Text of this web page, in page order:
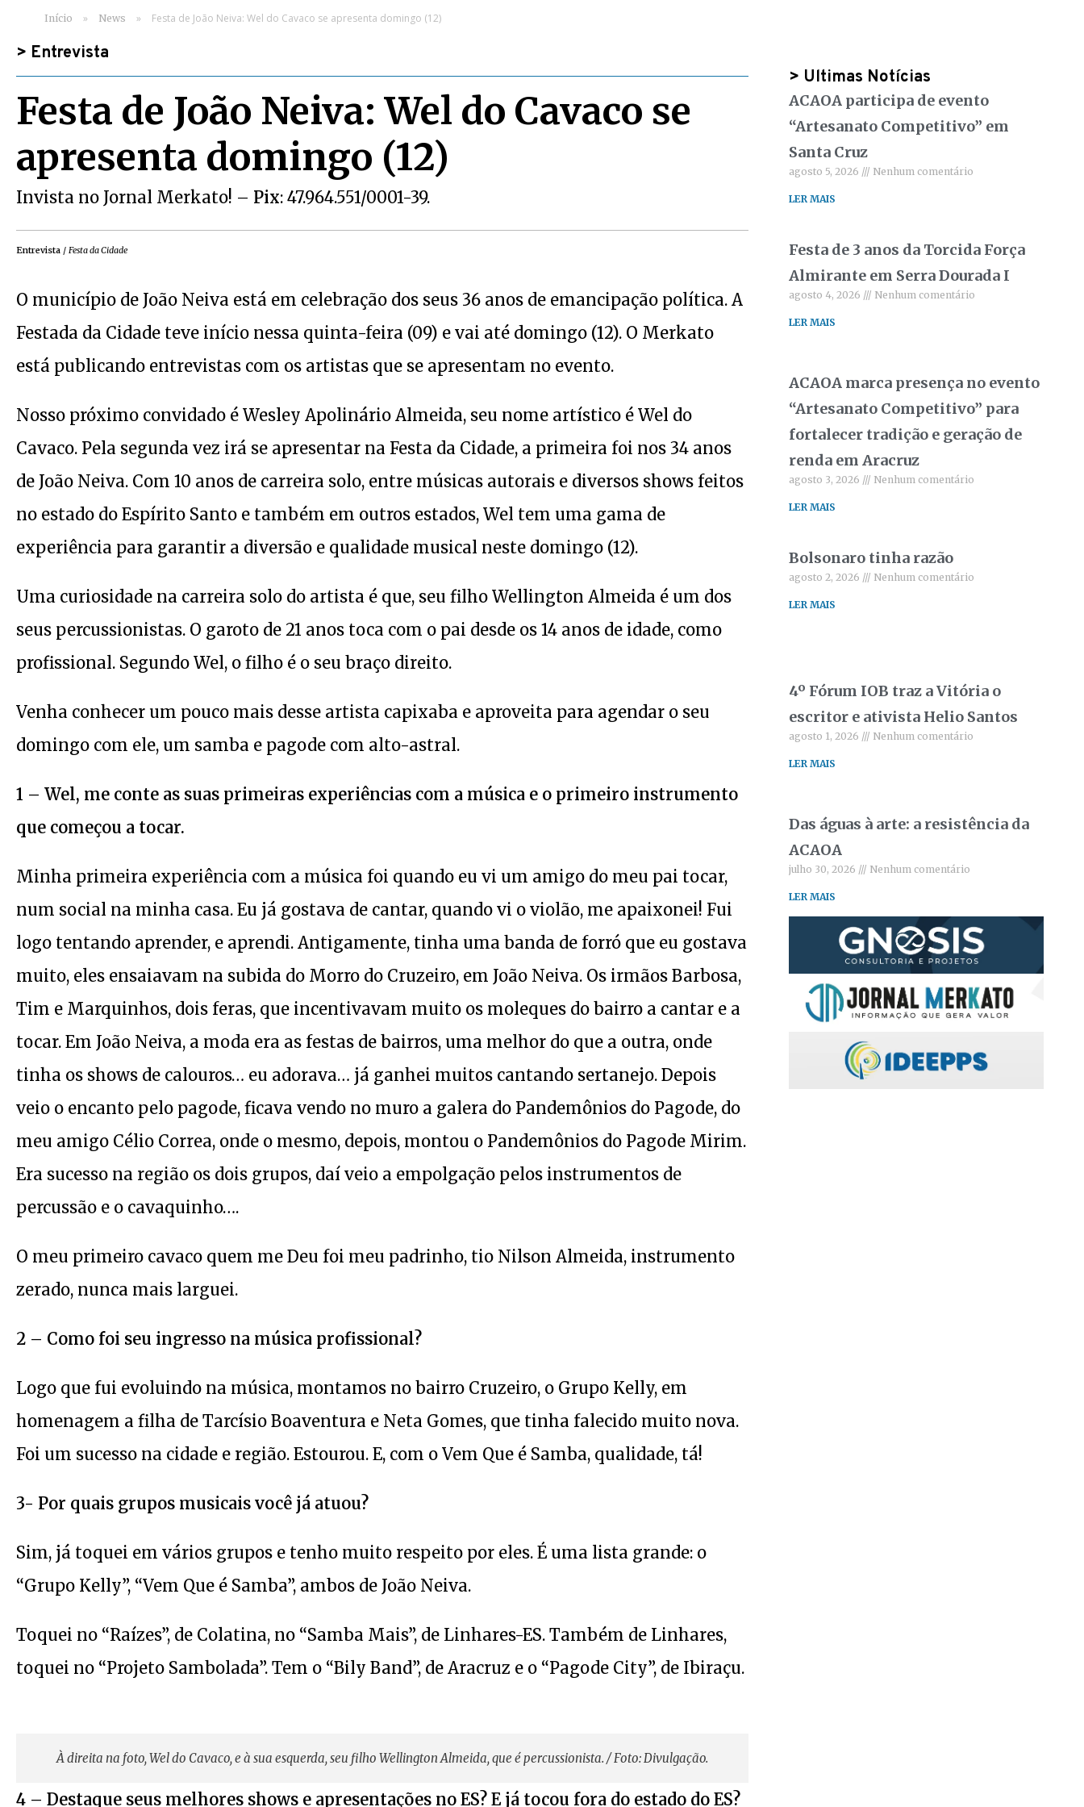
Início » News » Festa de João Neiva: Wel do Cavaco se apresenta domingo (12)
> Entrevista
Festa de João Neiva: Wel do Cavaco se
apresenta domingo (12)
Invista no Jornal Merkato! – Pix: 47.964.551/0001-39.
Entrevista / Festa da Cidade
O município de João Neiva está em celebração dos seus 36 anos de emancipação política. A
Festada da Cidade teve início nessa quinta-feira (09) e vai até domingo (12). O Merkato
está publicando entrevistas com os artistas que se apresentam no evento.
Nosso próximo convidado é Wesley Apolinário Almeida, seu nome artístico é Wel do
Cavaco. Pela segunda vez irá se apresentar na Festa da Cidade, a primeira foi nos 34 anos
de João Neiva. Com 10 anos de carreira solo, entre músicas autorais e diversos shows feitos
no estado do Espírito Santo e também em outros estados, Wel tem uma gama de
experiência para garantir a diversão e qualidade musical neste domingo (12).
Uma curiosidade na carreira solo do artista é que, seu filho Wellington Almeida é um dos
seus percussionistas. O garoto de 21 anos toca com o pai desde os 14 anos de idade, como
profissional. Segundo Wel, o filho é o seu braço direito.
Venha conhecer um pouco mais desse artista capixaba e aproveita para agendar o seu
domingo com ele, um samba e pagode com alto-astral.
1 – Wel, me conte as suas primeiras experiências com a música e o primeiro instrumento
que começou a tocar.
Minha primeira experiência com a música foi quando eu vi um amigo do meu pai tocar,
num social na minha casa. Eu já gostava de cantar, quando vi o violão, me apaixonei! Fui
logo tentando aprender, e aprendi. Antigamente, tinha uma banda de forró que eu gostava
muito, eles ensaiavam na subida do Morro do Cruzeiro, em João Neiva. Os irmãos Barbosa,
Tim e Marquinhos, dois feras, que incentivavam muito os moleques do bairro a cantar e a
tocar. Em João Neiva, a moda era as festas de bairros, uma melhor do que a outra, onde
tinha os shows de calouros… eu adorava… já ganhei muitos cantando sertanejo. Depois
veio o encanto pelo pagode, ficava vendo no muro a galera do Pandemônios do Pagode, do
meu amigo Célio Correa, onde o mesmo, depois, montou o Pandemônios do Pagode Mirim.
Era sucesso na região os dois grupos, daí veio a empolgação pelos instrumentos de
percussão e o cavaquinho….
O meu primeiro cavaco quem me Deu foi meu padrinho, tio Nilson Almeida, instrumento
zerado, nunca mais larguei.
2 – Como foi seu ingresso na música profissional?
Logo que fui evoluindo na música, montamos no bairro Cruzeiro, o Grupo Kelly, em
homenagem a filha de Tarcísio Boaventura e Neta Gomes, que tinha falecido muito nova.
Foi um sucesso na cidade e região. Estourou. E, com o Vem Que é Samba, qualidade, tá!
3- Por quais grupos musicais você já atuou?
Sim, já toquei em vários grupos e tenho muito respeito por eles. É uma lista grande: o
“Grupo Kelly”, “Vem Que é Samba”, ambos de João Neiva.
Toquei no “Raízes”, de Colatina, no “Samba Mais”, de Linhares-ES. Também de Linhares,
toquei no “Projeto Sambolada”. Tem o “Bily Band”, de Aracruz e o “Pagode City”, de Ibiraçu.
À direita na foto, Wel do Cavaco, e à sua esquerda, seu filho Wellington Almeida, que é percussionista. / Foto: Divulgação.
4 – Destaque seus melhores shows e apresentações no ES? E já tocou fora do estado do ES?
> Ultimas Notícias
ACAOA participa de evento
“Artesanato Competitivo” em
Santa Cruz
agosto 5, 2026 Nenhum comentário
LER MAIS
Festa de 3 anos da Torcida Força
Almirante em Serra Dourada I
agosto 4, 2026 Nenhum comentário
LER MAIS
ACAOA marca presença no evento
“Artesanato Competitivo” para
fortalecer tradição e geração de
renda em Aracruz
agosto 3, 2026 Nenhum comentário
LER MAIS
Bolsonaro tinha razão
agosto 2, 2026 Nenhum comentário
LER MAIS
4º Fórum IOB traz a Vitória o
escritor e ativista Helio Santos
agosto 1, 2026 Nenhum comentário
LER MAIS
Das águas à arte: a resistência da
ACAOA
julho 30, 2026 Nenhum comentário
LER MAIS